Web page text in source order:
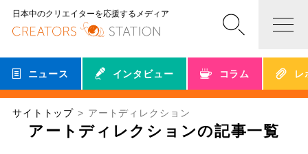
日本中のクリエイターを応援するメディア
ニュース インタビュー コラム レ
サイトトップ アートディレクション
アートディレクションの記事一覧